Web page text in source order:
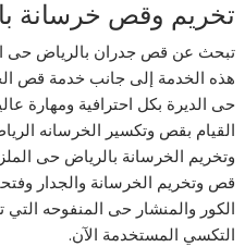
تخريم وقص خرسانة
تبحث عن قص جدران بالرياض حى
هذه الخدمة إلى جانب خدمة قص
حى الديرة بكل احترافية ومهارة
القيام بقص وتكسير الخرسانه
وتخريم الخرسانة بالرياض حى
قص وتخريم الخرسانة والجدار
الكور والمنشار حى المنفوحه
التكسي المستخدمة الآن.